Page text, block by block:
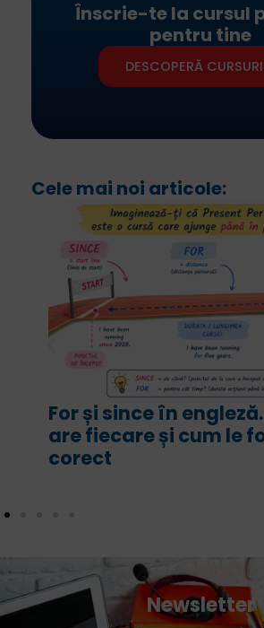
Înscrie-te la cursul
pentru tine
DESCOPERĂ
Cele mai noi articole:
For și since în
are fiecare și cum le
corect
Newsletter